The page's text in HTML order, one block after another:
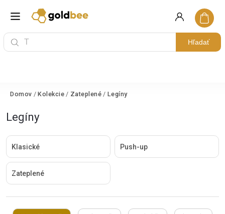
Hľadať
Domov / Kolekcie / Zateplené / Legíny
Legíny
Klasické Push-up
Zateplené